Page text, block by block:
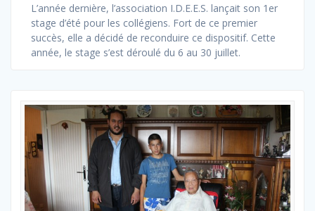
L’année dernière, l’association I.D.E.E.S. lançait son 1er
stage d’été pour les collégiens. Fort de ce premier
succès, elle a décidé de reconduire ce dispositif. Cette
année, le stage s’est déroulé du 6 au 30 juillet.